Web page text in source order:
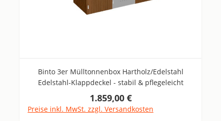
Binto 3er Mülltonnenbox Hartholz/Edelstahl
Edelstahl-Klappdeckel - stabil & pflegeleicht
Regulärer Preis:
1.859,00 €
Preise inkl. MwSt. zzgl. Versandkosten